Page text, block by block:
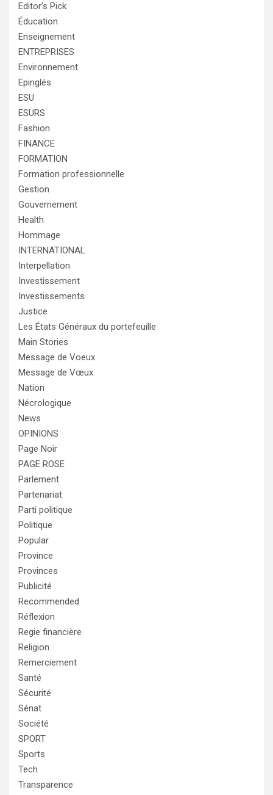
Editor's Pick
Éducation
Enseignement
ENTREPRISES
Environnement
Epinglés
ESU
ESURS
Fashion
FINANCE
FORMATION
Formation professionnelle
Gestion
Gouvernement
Health
Hommage
INTERNATIONAL
Interpellation
Investissement
Investissements
Justice
Les États Généraux du portefeuille
Main Stories
Message de Voeux
Message de Vœux
Nation
Nécrologique
News
OPINIONS
Page Noir
PAGE ROSE
Parlement
Partenariat
Parti politique
Politique
Popular
Province
Provinces
Publicité
Recommended
Réflexion
Regie financière
Religion
Remerciement
Santé
Sécurité
Sénat
Société
SPORT
Sports
Tech
Transparence